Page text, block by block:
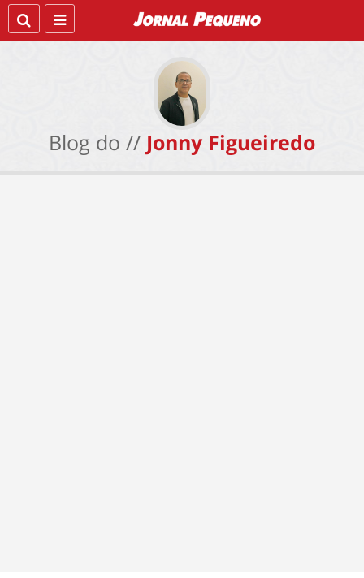
Blog do // Jonny Figueiredo